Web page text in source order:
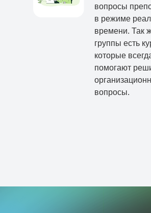
вопросы
в режиме
времени. Так
группы есть
которые
помогают
вопросы.